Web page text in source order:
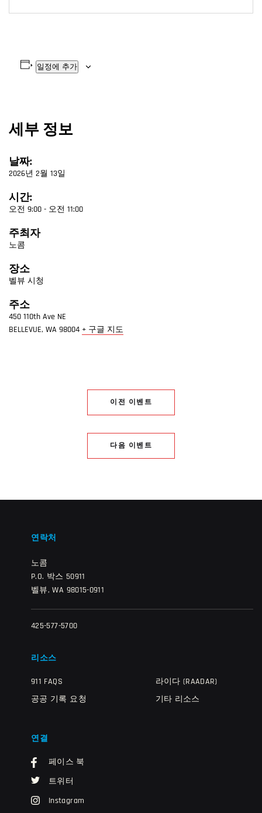
일정에 추가
세부 정보
날짜:
2026년 2월 13일
시간:
오전 9:00 - 오전 11:00
주최자
노콤
장소
벨뷰 시청
주소
450 110th Ave NE
BELLEVUE, WA 98004 + 구글 지도
이전 이벤트
다음 이벤트
연락처
노콤
P.O. 박스 50911
벨뷰, WA 98015-0911
425-577-5700
리소스
911 FAQS
공공 기록 요청
라이다 (RAADAR)
기타 리소스
연결
페이스 북
트위터
Instagram